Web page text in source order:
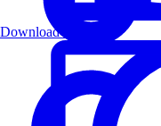
Download PDF